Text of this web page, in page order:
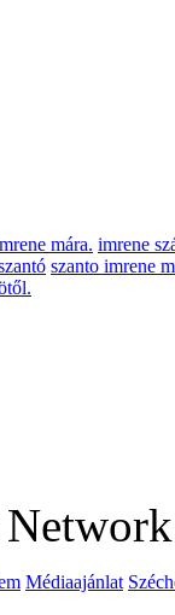
mára. imrene
szanto imrene
Médiaajánlat